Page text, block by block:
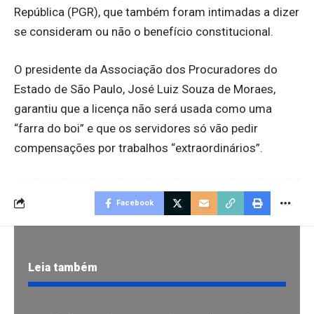
República (PGR), que também foram intimadas a dizer
se consideram ou não o benefício constitucional.
O presidente da Associação dos Procuradores do
Estado de São Paulo, José Luiz Souza de Moraes,
garantiu que a licença não será usada como uma
“farra do boi” e que os servidores só vão pedir
compensações por trabalhos “extraordinários”.
Facebook
Leia também